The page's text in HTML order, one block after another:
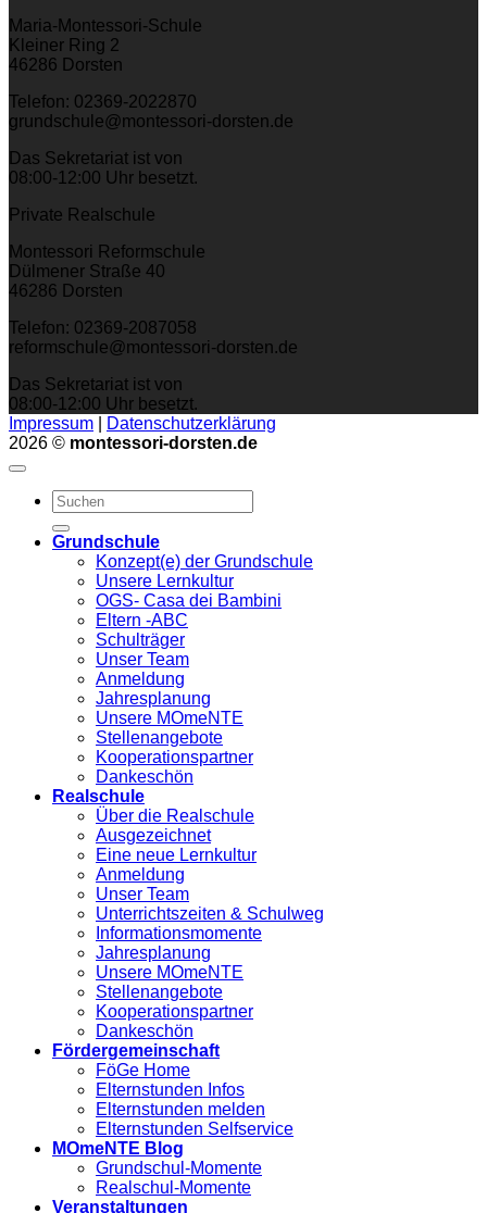
Maria-Montessori-Schule
Kleiner Ring 2
46286 Dorsten
Telefon: 02369-2022870
grundschule@montessori-dorsten.de
Das Sekretariat ist von
08:00-12:00 Uhr besetzt.
Private Realschule
Montessori Reformschule
Dülmener Straße 40
46286 Dorsten
Telefon: 02369-2087058
reformschule@montessori-dorsten.de
Das Sekretariat ist von
08:00-12:00 Uhr besetzt.
Impressum
Datenschutzerklärung
2026 © montessori-dorsten.de
Grundschule
Konzept(e) der Grundschule
Unsere Lernkultur
OGS- Casa dei Bambini
Eltern -ABC
Schulträger
Unser Team
Anmeldung
Jahresplanung
Unsere MOmeNTE
Stellenangebote
Kooperationspartner
Dankeschön
Realschule
Über die Realschule
Ausgezeichnet
Eine neue Lernkultur
Anmeldung
Unser Team
Unterrichtszeiten & Schulweg
Informationsmomente
Jahresplanung
Unsere MOmeNTE
Stellenangebote
Kooperationspartner
Dankeschön
Fördergemeinschaft
FöGe Home
Elternstunden Infos
Elternstunden melden
Elternstunden Selfservice
MOmeNTE Blog
Grundschul-Momente
Realschul-Momente
Veranstaltungen